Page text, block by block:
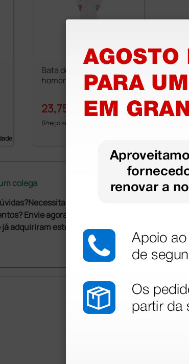
Bata de algodão branca
homem - tamanho 50
23,75 € 32,10 €
(Preço sem IVA)
colega
de mais
Envie agora a sua questão aos
já adquiriram este produto.